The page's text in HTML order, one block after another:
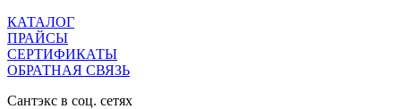
КАТАЛОГ
ПРАЙСЫ
СЕРТИФИКАТЫ
ОБРАТНАЯ СВЯЗЬ
Сантэкс в соц. сетях